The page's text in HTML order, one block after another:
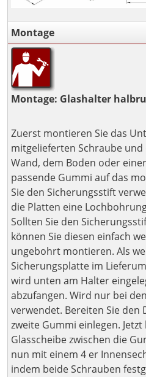
Montage
Montage: Glashalter
Zuerst montieren Sie das
mitgelieferten Schraube
Wand, dem Boden oder
passende Gummi auf das
Sie den Sicherungsstift
die Platten eine
Sollten Sie den
können Sie diesen einfach
ungebohrt montieren. Als
Sicherungsplatte im
wird unten am Halter
abzufangen. Wird nur bei
verwendet. Bereiten Sie den
zweite Gummi einlegen.
Glasscheibe zwischen die
nun mit einem 4 er
indem beide Schrauben